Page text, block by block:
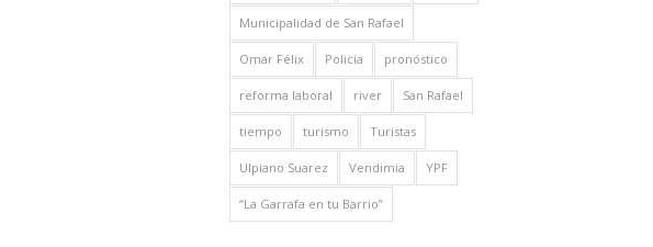
Municipalidad de San Rafael
Omar Félix Policía pronóstico
reforma laboral river San Rafael
tiempo turismo Turistas
Ulpiano Suarez Vendimia YPF
“La Garrafa en tu Barrio”